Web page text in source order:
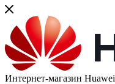
Интернет-магазин Huawei